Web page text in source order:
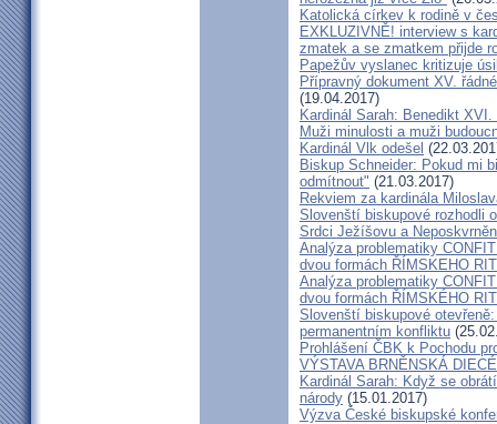
Katolická církev k rodině v
EXKLUZIVNĚ! interview s
zmatek a se zmatkem přijde
Papežův vyslanec kritizuje
Přípravný dokument XV.
(19.04.2017)
Kardinál Sarah: Benedikt
Muži minulosti a muži
Kardinál Vlk odešel
Biskup Schneider: Pokud mi
odmítnout" (21.03.2017)
Rekviem za kardinála
Slovenští biskupové rozhodli
Srdci Ježíšovu a
Analýza problematiky
dvou formách ŘÍMSKEHO
Analýza problematiky
dvou formách ŘÍMSKÉHO
Slovenští biskupové
permanentním konfliktu
Prohlášení ČBK k Pochodu
VÝSTAVA BRNĚNSKÁ
Kardinál Sarah: Když se
národy (15.01.2017)
Výzva České biskupské